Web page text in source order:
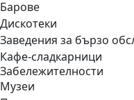
Барове
Дискотеки
Заведения за бързо
Кафе-сладкарници
Забележителности
Музеи